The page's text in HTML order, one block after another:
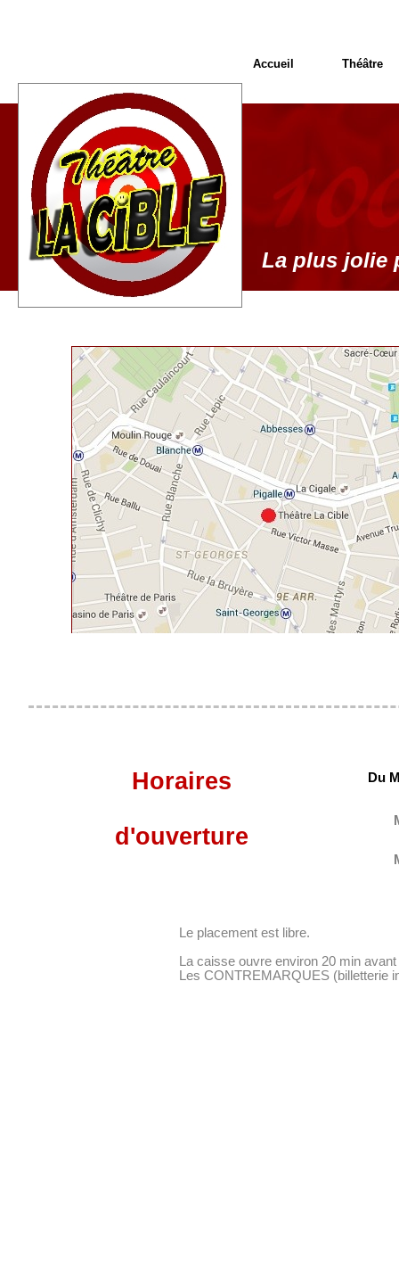
La plus jolie
Accueil Théâtre
Horaires
d'ouverture
Du
Le placement est libre.
La caisse ouvre environ 20 min
Les CONTREMARQUES (billetterie